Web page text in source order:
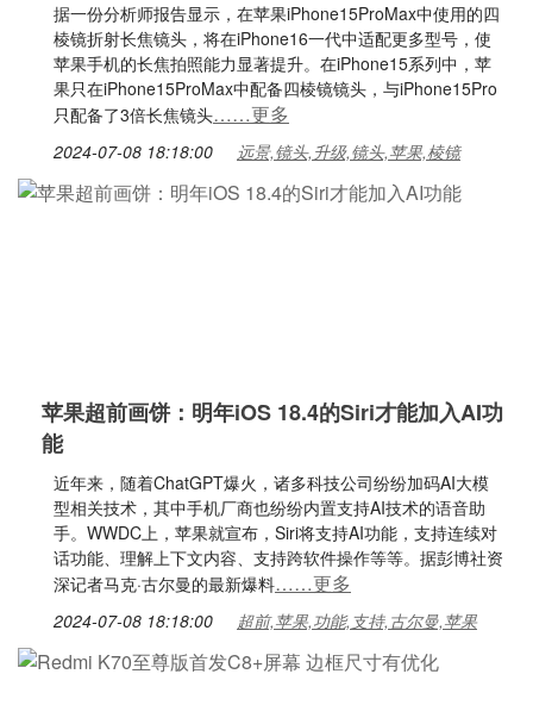
据一份分析师报告显示，在苹果iPhone15ProMax中使用的四
棱镜折射长焦镜头，将在iPhone16一代中适配更多型号，使
苹果手机的长焦拍照能力显著提升。在iPhone15系列中，苹
果只在iPhone15ProMax中配备四棱镜镜头，与iPhone15Pro
只配备了3倍长焦镜头……更多
2024-07-08 18:18:00 远景,镜头,升级,镜头,苹果,棱镜
苹果超前画饼：明年iOS 18.4的Siri才能加入AI功
能
近年来，随着ChatGPT爆火，诸多科技公司纷纷加码AI大模
型相关技术，其中手机厂商也纷纷内置支持AI技术的语音助
手。WWDC上，苹果就宣布，Siri将支持AI功能，支持连续对
话功能、理解上下文内容、支持跨软件操作等等。据彭博社资
深记者马克·古尔曼的最新爆料……更多
2024-07-08 18:18:00 超前,苹果,功能,支持,古尔曼,苹果